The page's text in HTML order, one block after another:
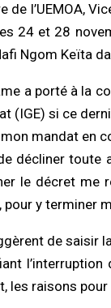
de l’UEMOA,
24 et 28
Ngom Keïta
a porté à la
(IGE) si ce
mandat en
décliner
le décret me
pour y
de saisir
les raisons
A LA UNE
Insécurité
accident »